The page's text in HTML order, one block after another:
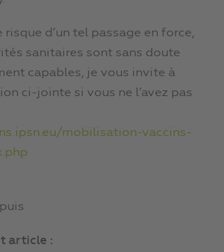
risque d’un tel passage en force,
sanitaires sont sans doute
capables, je vous invite à
ci-jointe si vous ne l’avez pas
mobilisation-vaccins-
article :